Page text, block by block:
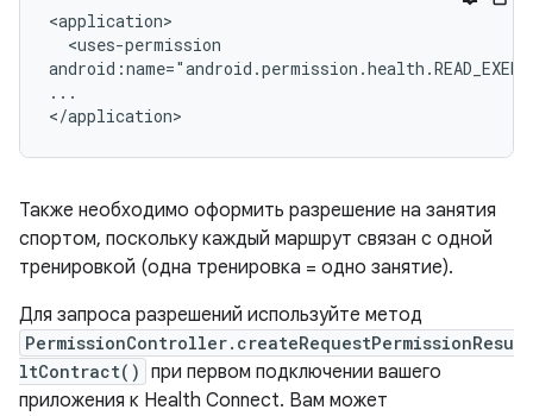
<uses-permission
...
Также необходимо оформить разрешение на занятия
спортом, поскольку каждый маршрут связан с одной
тренировкой (одна тренировка = одно занятие).
Для запроса разрешений используйте метод
PermissionController.createRequestPermissionResu
ltContract() при первом подключении вашего
приложения к Health Connect. Вам может